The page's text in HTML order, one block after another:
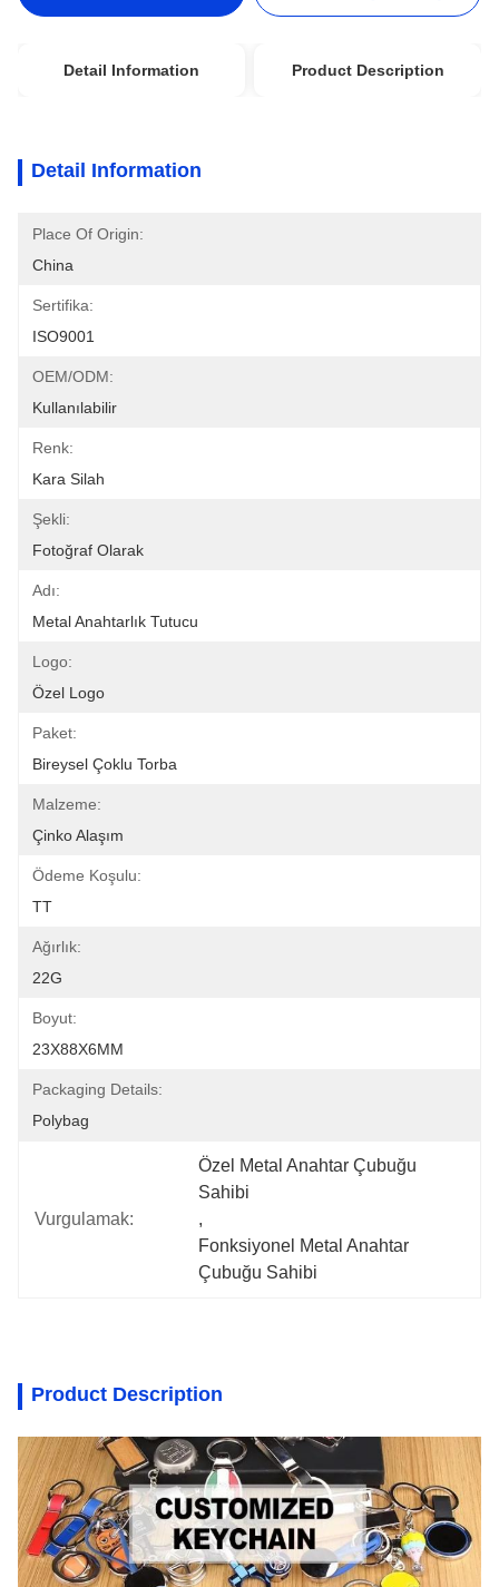
Detail Information Product Description
Detail Information
Place Of Origin:
China
Sertifika:
ISO9001
OEM/ODM:
Kullanılabilir
Renk:
Kara Silah
Şekli:
Fotoğraf Olarak
Adı:
Metal Anahtarlık Tutucu
Logo:
Özel Logo
Paket:
Bireysel Çoklu Torba
Malzeme:
Çinko Alaşım
Ödeme Koşulu:
TT
Ağırlık:
22G
Boyut:
23X88X6MM
Packaging Details:
Polybag
Vurgulamak:
Özel Metal Anahtar Çubuğu
Sahibi
,
Fonksiyonel Metal Anahtar
Çubuğu Sahibi
Product Description